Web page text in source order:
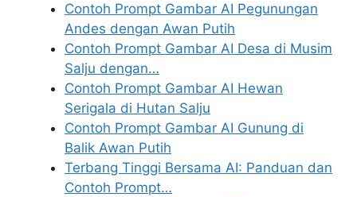
Contoh Prompt Gambar AI Pegunungan
Andes dengan Awan Putih
Contoh Prompt Gambar AI Desa di Musim
Salju dengan…
Contoh Prompt Gambar AI Hewan
Serigala di Hutan Salju
Contoh Prompt Gambar AI Gunung di
Balik Awan Putih
Terbang Tinggi Bersama AI: Panduan dan
Contoh Prompt…